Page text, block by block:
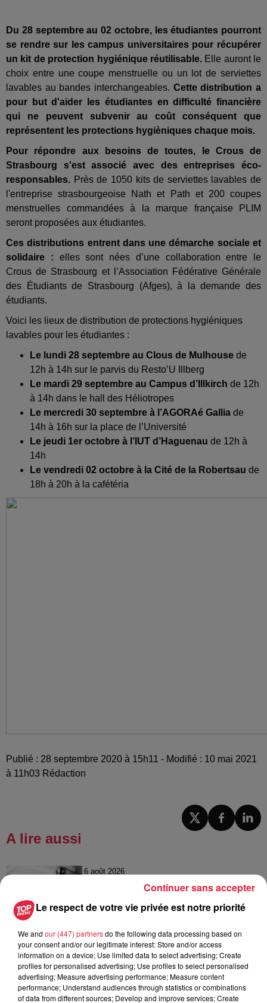
Du 28 septembre au 02 octobre, les étudiantes pourront
se rendre sur les campus universitaires pour récupérer
un kit de protection hygiénique réutilisable.Elle auront le
choix entre une coupe menstruelle ou un lot de serviettes
lavables au bandes interchangeables. Cette distribution a
pour but d'aider les étudiantes en difficulté financière
qui ne peuvent subvenir au coût conséquent que
représentent les protections hygièniques chaque mois.
Pour répondre aux besoins de toutes, le Crous de
Strasbourg s'est associé avec des entreprises éco-
responsables. Près de 1050 kits de serviettes lavables de
l'entreprise strasbourgeoise Nath et Path et 200 coupes
menstruelles commandées à la marque française PLIM
seront proposées aux étudiantes.
Ces distributions entrent dans une démarche sociale et
solidaire
: elles sont nées d’une collaboration entre le
Crous de Strasbourg et l’Association Fédérative Générale
des Étudiants de Strasbourg (Afges), à la demande des
étudiants.
Voici les lieux de distribution de protections hygiéniques
lavables pour les étudiantes :
Le lundi 28 septembre au Clous de Mulhouse de
12h à 14h sur le parvis du Resto’U Illberg
Le mardi 29 septembre au Campus d’Illkirch de 12h
à 14h dans le hall des Héliotropes
Le mercredi 30 septembre à l’AGORAé Gallia de
14h à 16h sur la place de l’Université
Le jeudi 1er octobre à l’IUT d’Haguenau de 12h à
14h
Le vendredi 02 octobre à la Cité de la Robertsau de
18h à 20h à la cafétéria
Publié : 28 septembre 2020 à 15h11 - Modifié : 10 mai 2021
à 11h03 Rédaction
A lire aussi
6 août 2026
À Hoerdt, de l’eau brune sort des
6 août 2026
Tags antisémites à Strasbourg :
Catherine Trautmann réagit
Le respect de votre vie privée est notre priorité
We and our (447) partnersdo the following data processing based on
your consent and/or our legitimate interest: Store and/or access
information on a device; Use limited data to select advertising; Create
profiles for personalised advertising; Use profiles to select personalised
advertising; Measure advertising performance; Measure content
performance; Understand audiences through statistics or combinations
of data from different sources; Develop and improve services; Create
Continuer sans accepter